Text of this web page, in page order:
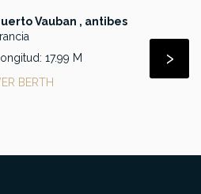
Vauban , antibes
Longitud: 17.99 M
BERTH
›